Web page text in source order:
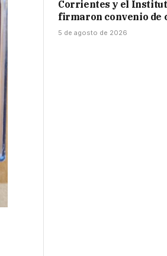
Corrientes y el
firmaron convenio de
5 de agosto de 2026